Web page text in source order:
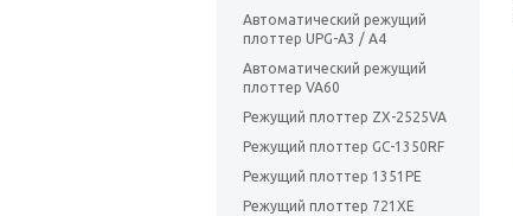
Автоматический режущий
плоттер UPG-A3 / A4
Автоматический режущий
плоттер VA60
Режущий плоттер ZX-2525VA
Режущий плоттер GC-1350RF
Режущий плоттер 1351PE
Режущий плоттер 721XE